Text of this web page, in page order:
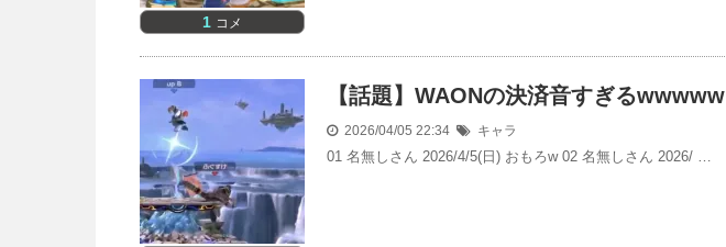
1 コメ
【話題】WAONの決済音すぎるwwwww
2026/04/05 22:34 キャラ
01 名無しさん 2026/4/5(日) おもろw 02 名無しさん 2026/ …